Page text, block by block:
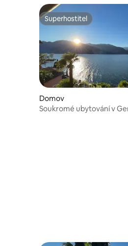
Superhostitel
Superhostitel
Domov
Soukromé ubytování v